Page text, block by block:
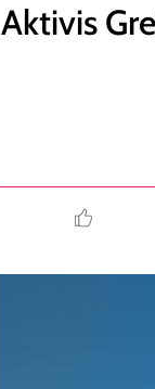
Aktivis